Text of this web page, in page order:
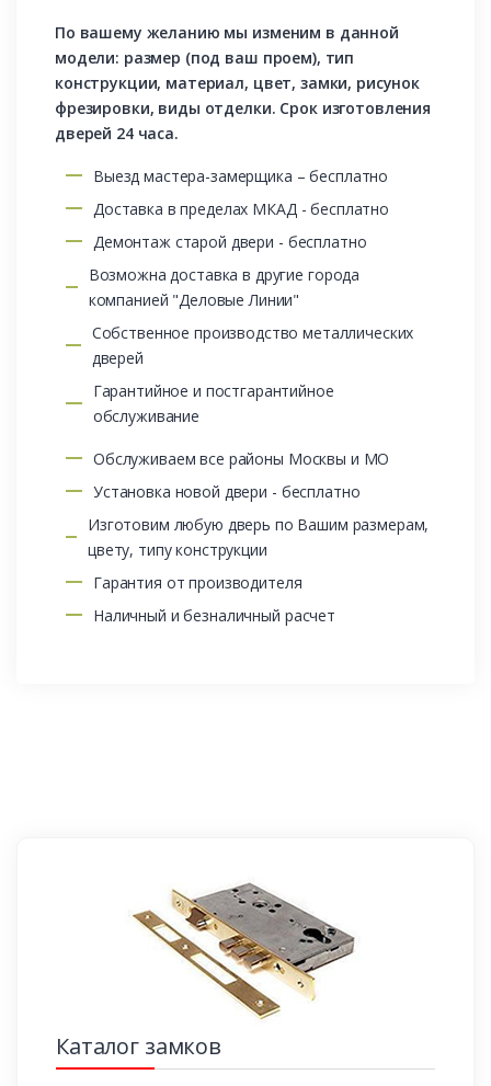
По вашему желанию мы изменим в данной
модели: размер (под ваш проем), тип
конструкции, материал, цвет, замки, рисунок
фрезировки, виды отделки. Срок изготовления
дверей 24 часа.
Выезд мастера-замерщика – бесплатно
Доставка в пределах МКАД - бесплатно
Демонтаж старой двери - бесплатно
Возможна доставка в другие города
компанией "Деловые Линии"
Собственное производство металлических
дверей
Гарантийное и постгарантийное
обслуживание
Обслуживаем все районы Москвы и МО
Установка новой двери - бесплатно
Изготовим любую дверь по Вашим размерам,
цвету, типу конструкции
Гарантия от производителя
Наличный и безналичный расчет
Каталог замков